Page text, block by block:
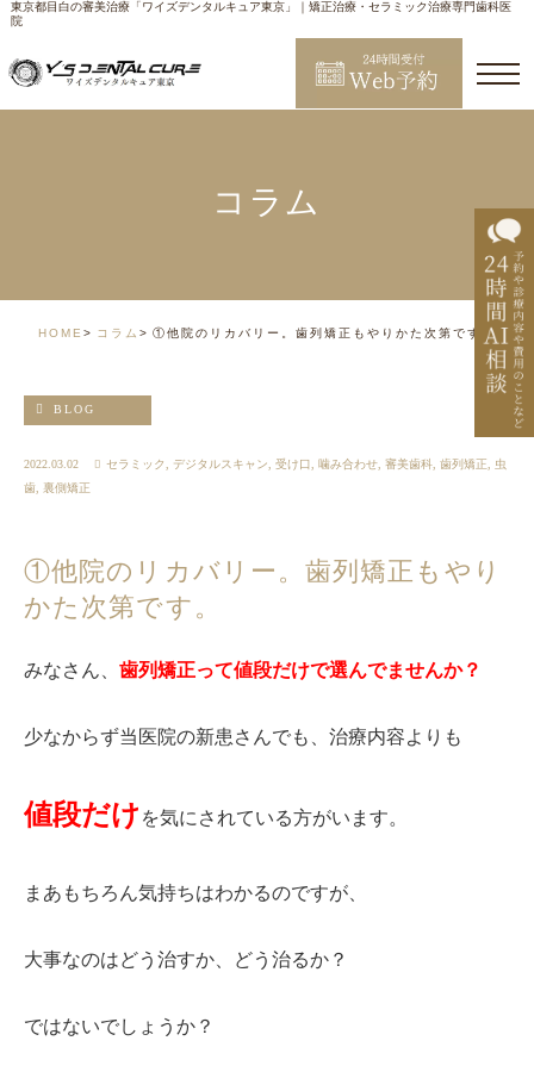
東京都目白の審美治療「ワイズデンタルキュア東京」｜矯正治療・セラミック治療専門歯科医
院
コラム
HOME コラム ①他院のリカバリー。歯列矯正もやりかた次第です。
BLOG
2022.03.02 セラミック デジタルスキャン 受け口 噛み合わせ 審美歯科 歯列矯正
虫
歯 裏側矯正
①他院のリカバリー。歯列矯正もやり
かた次第です。
みなさん、 歯列矯正って値段だけで選んでませんか？
少なからず当医院の新患さんでも、治療内容よりも
値段だけ を気にされている方がいます。
まあもちろん気持ちはわかるのですが、
大事なのはどう治すか、どう治るか？
ではないでしょうか？